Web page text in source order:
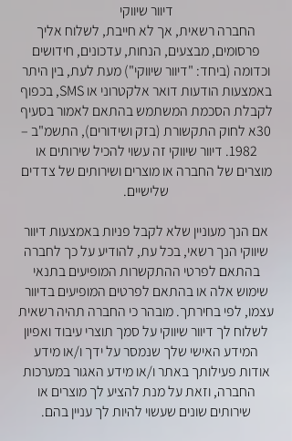
דיוור שיווקי
החברה רשאית, אך לא חייבת, לשלוח אליך
פרסומים, מבצעים, הנחות, עדכונים, חידושים
וכדומה (ביחד: "דיוור שיווקי") מעת לעת, בין היתר
באמצעות הודעות דואר אלקטרוני או SMS, בכפוף
לקבלת הסכמת המשתמש בהתאם לאמור בסעיף
30א לחוק התקשורת (בזק ושידורים), התשמ"ב –
1982. דיוור שיווקי זה עשוי להכיל שירותים או
מוצרים של החברה או מוצרים ושירותים של צדדים
שלישיים.
אם הנך מעוניין שלא לקבל פניות באמצעות דיוור
שיווקי הנך רשאי, בכל עת, להודיע על כך לחברה
בהתאם לפרטי ההתקשרות המופיעים בתנאי
שימוש אלה או בהתאם לפרטים המופיעים בדיוור
עצמו, לפי בחירתך. מובהר כי החברה תהיה רשאית
לשלוח לך דיוור שיווקי על סמך תוצרי עיבוד ואפיון
המידע האישי שלך שנמסר על ידך ו/או מידע
אודות פעילותך באתר ו/או מידע האגור במערכות
החברה, וזאת על מנת להציע לך מוצרים או
שירותים שונים שעשוי להיות לך עניין בהם.